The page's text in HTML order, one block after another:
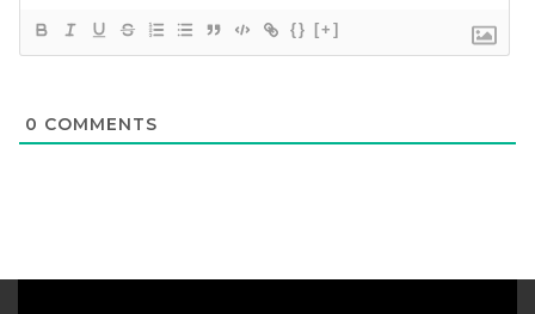
{} [+]
0 COMMENTS